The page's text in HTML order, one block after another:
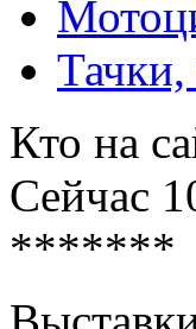
Кто на
Сейчас
*******